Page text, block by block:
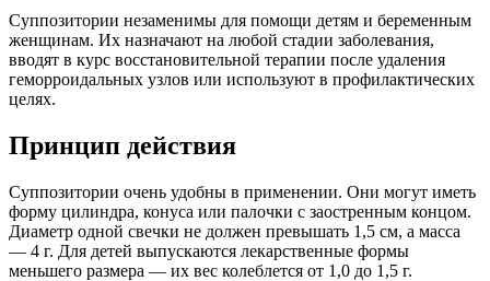
Суппозитории незаменимы для помощи детям и беременным
женщинам. Их назначают на любой стадии заболевания,
вводят в курс восстановительной терапии после удаления
геморроидальных узлов или используют в профилактических
целях.
Принцип действия
Суппозитории очень удобны в применении. Они могут иметь
форму цилиндра, конуса или палочки с заостренным концом.
Диаметр одной свечки не должен превышать 1,5 см, а масса
— 4 г. Для детей выпускаются лекарственные формы
меньшего размера — их вес колеблется от 1,0 до 1,5 г.